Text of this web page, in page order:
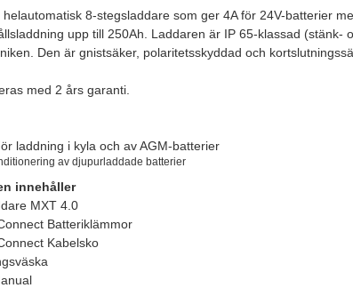
8-stegsladdare som ger 4A för 24V-batterier
upp till 250Ah. Laddaren är IP 65-klassad (stänk-
Den är gnistsäker, polaritetsskyddad och
med 2 års garanti.
laddning i kyla och av AGM-batterier
av djupurladdade batterier
innehåller
MXT 4.0
Batteriklämmor
Kabelsko